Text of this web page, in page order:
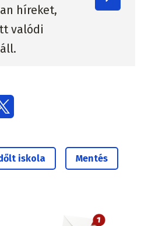
híreket,
valódi
iskola Mentés